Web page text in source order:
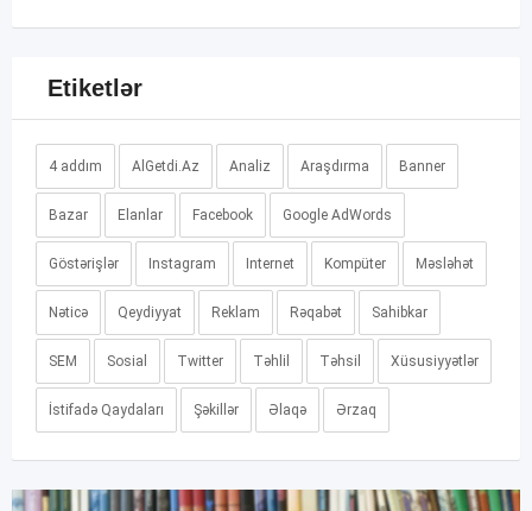
Etiketlər
4 addım AlGetdi.Az Analiz Araşdırma Banner
Bazar Elanlar Facebook Google AdWords
Göstərişlər Instagram Internet Kompüter Məsləhət
Nəticə Qeydiyyat Reklam Rəqabət Sahibkar
SEM Sosial Twitter Təhlil Təhsil Xüsusiyyətlər
İstifadə Qaydaları Şəkillər Əlaqə Ərzaq